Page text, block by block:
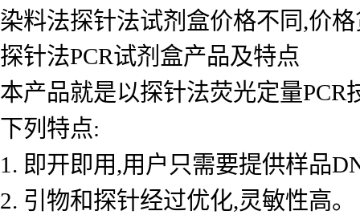
染料法探针法试剂盒价格不同,价
探针法PCR试剂盒产品及特点
本产品就是以探针法荧光定量
下列特点:
1. 即开即用,用户只需要提供样品
2. 引物和探针经过优化,灵敏性高。